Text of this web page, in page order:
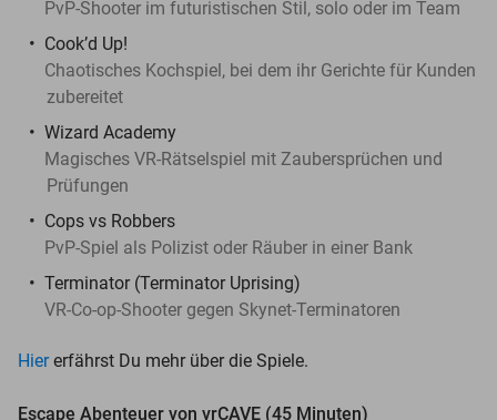
PvP-Shooter im futuristischen Stil, solo oder im Team
Cook’d Up!
Chaotisches Kochspiel, bei dem ihr Gerichte für Kunden
zubereitet
Wizard Academy
Magisches VR-Rätselspiel mit Zaubersprüchen und
Prüfungen
Cops vs Robbers
PvP-Spiel als Polizist oder Räuber in einer Bank
Terminator (Terminator Uprising)
VR-Co-op-Shooter gegen Skynet-Terminatoren
Hiererfährst Du mehr über die Spiele.
Escape Abenteuer von vrCAVE (45 Minuten)